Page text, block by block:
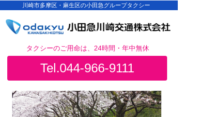
川崎市多摩区・麻生区の小田急グループタクシー
Tel.044-966-9111
タクシーのご用命は、24時間・年中無休